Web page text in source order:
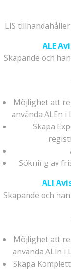
LIS
ALE
Skapande och
Möjlighet att
använda ALEn
Skapa
Sökning av
ALI
Skapande och
Möjlighet att
använda ALIn i
Skapa